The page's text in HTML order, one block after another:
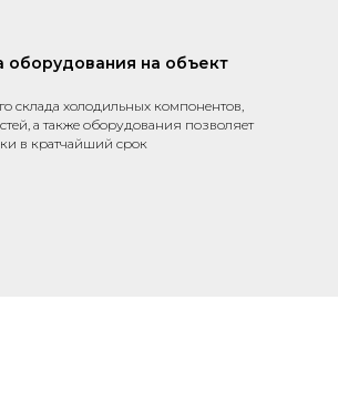
оборудования на объект
склада холодильных компонентов,
а также оборудования позволяет
в кратчайший срок